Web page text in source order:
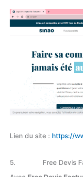
Lien du site : https://
5. Free Devis